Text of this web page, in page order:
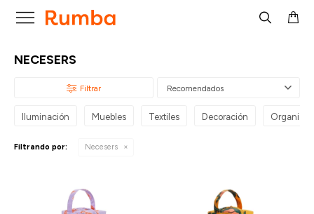

NECESERS
Recomendados
Iluminación Muebles Textiles Decoración
Filtrando por: Necesers